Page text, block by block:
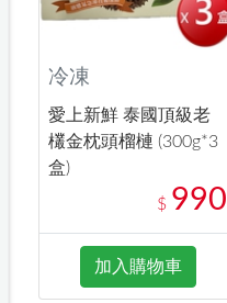
冷凍
愛上新鮮 泰國頂級老
欉金枕頭榴槤 (300g*3
盒)
$ 990
加入購物車